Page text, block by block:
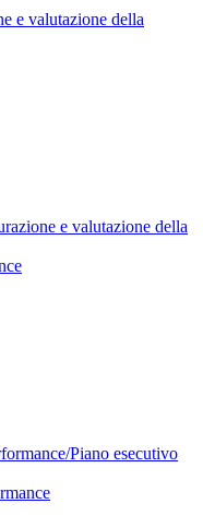
e valutazione della
e valutazione della
Piano esecutivo